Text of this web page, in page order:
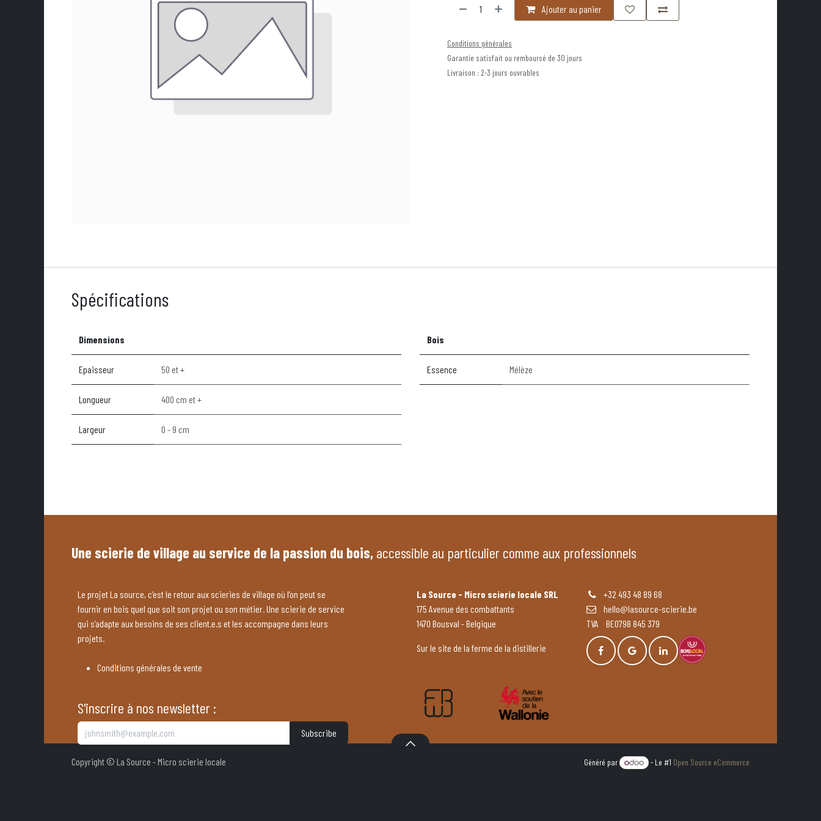
Ajouter au panier
Conditions générales
Garantie satisfait ou remboursé de 30 jours
Livraison : 2-3 jours ouvrables
Spécifications
Dimensions
Epaisseur 50 et +
Longueur 400 cm et +
Largeur 0 - 9 cm
Bois
Essence Mélèze
Une scierie de village au service de la passion du bois, accessible au particulier comme aux professionnels
Le projet La source, c’est le retour aux scieries de village où l’on peut se
fournir en bois quel que soit son projet ou son métier. Une scierie de service
qui s’adapte aux besoins de ses client.e.s et les accompagne dans leurs
projets.
Conditions générales de vente
S'inscrire à nos newsletter :
Subscribe
La Source - Micro scierie locale SRL
175 Avenue des combattants
1470 Bousval - Belgique
Sur le site de la ferme de la distillerie
+32 493 48 89 68
hello@lasource-scierie.be
TVA BE0798 845 379
Copyright © La Source - Micro scierie locale Généré par - Le #1 Open Source eCommerce